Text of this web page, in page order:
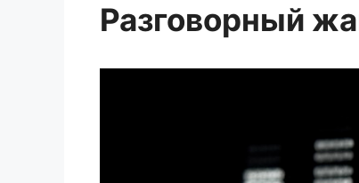
Разговорный